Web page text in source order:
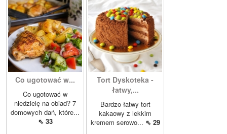
Co ugotować w...
Co ugotować w
niedzielę na obiad? 7
domowych dań, które...
⇖ 33
Tort Dyskoteka -
łatwy,...
Bardzo łatwy tort
kakaowy z lekkim
kremem serowo... ⇖ 29